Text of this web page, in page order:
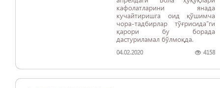
кафолатларини янада
кучайтиришга оид қўшимча
чора-тадбирлар тўғрисида”ги
қарори бу борада
дастуриламал бўлмоқда.
04.02.2020 4158